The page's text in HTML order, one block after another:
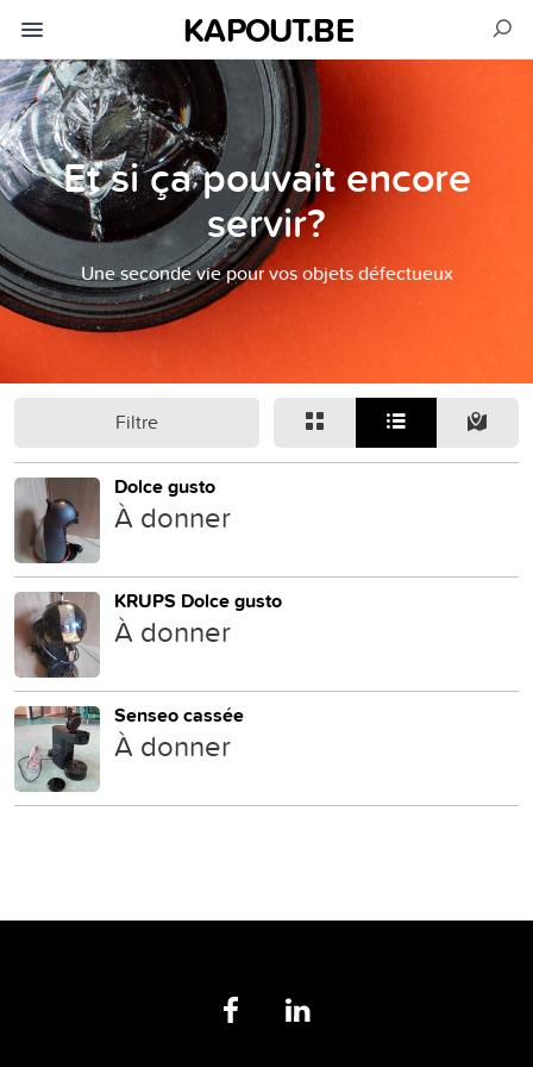
KAPOUT.BE
Et si ça pouvait encore
servir?
Une seconde vie pour vos objets défectueux
Filtre
Dolce gusto
À donner
KRUPS Dolce gusto
À donner
Senseo cassée
À donner